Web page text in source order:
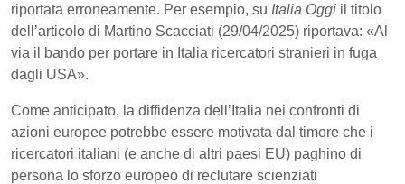
riportata erroneamente. Per esempio, su Italia Oggi il titolo
dell’articolo di Martino Scacciati (29/04/2025) riportava: «Al
via il bando per portare in Italia ricercatori stranieri in fuga
dagli USA».
Come anticipato, la diffidenza dell’Italia nei confronti di
azioni europee potrebbe essere motivata dal timore che i
ricercatori italiani (e anche di altri paesi EU) paghino di
persona lo sforzo europeo di reclutare scienziati